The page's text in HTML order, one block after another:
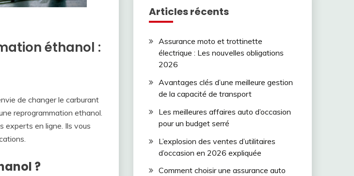
éthanol :
de changer le carburant
reprogrammation ethanol.
experts en ligne. Ils vous
?
Articles récents
Assurance moto et trottinette
électrique : Les nouvelles obligations
2026
Avantages clés d’une meilleure gestion
de la capacité de transport
Les meilleures affaires auto d’occasion
pour un budget serré
L’explosion des ventes d’utilitaires
d’occasion en 2026 expliquée
Comment choisir une assurance auto